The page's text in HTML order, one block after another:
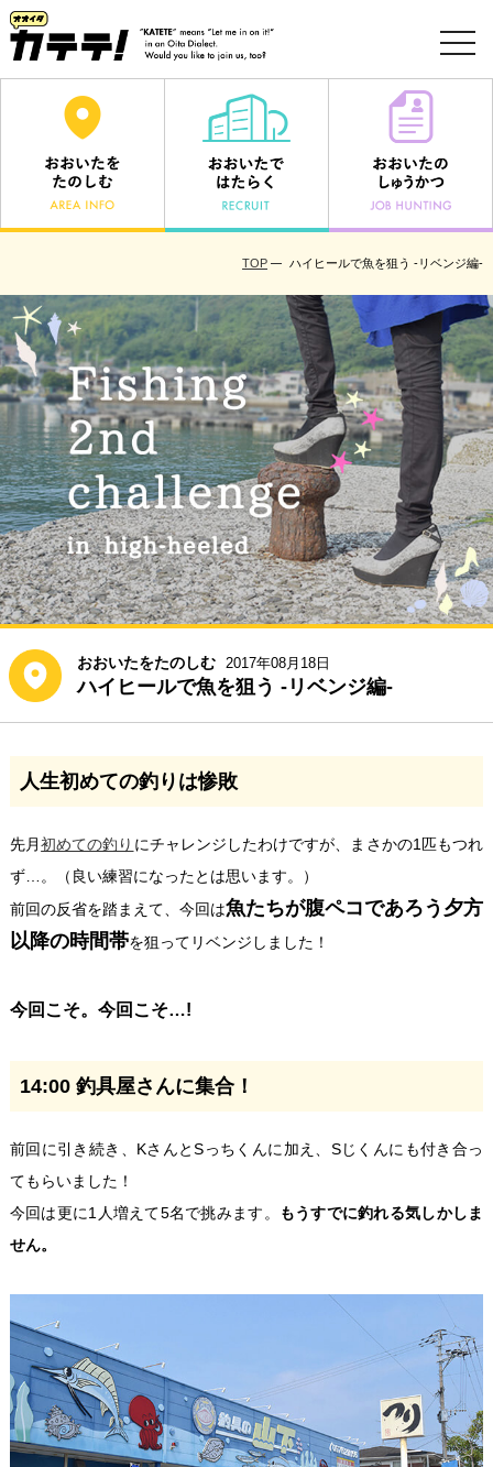
TOP ハイヒールで魚を狙う -リベンジ編-
おおいたをたのしむ 2017年08月18日
ハイヒールで魚を狙う -リベンジ編-
人生初めての釣りは惨敗
先月初めての釣り にチャレンジしたわけですが、まさかの1匹もつれ
ず…。（良い練習になったとは思います。）
前回の反省を踏まえて、今回は魚たちが腹ペコであろう夕方
以降の時間帯を狙ってリベンジしました！
今回こそ。今回こそ…!
14:00 釣具屋さんに集合！
前回に引き続き、KさんとSっちくんに加え、Sじくんにも付き合っ
てもらいました！
今回は更に1人増えて5名で挑みます。
もうすでに釣れる気しかしま
せん。